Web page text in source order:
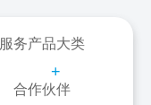
服务产品大类
+
合作伙伴